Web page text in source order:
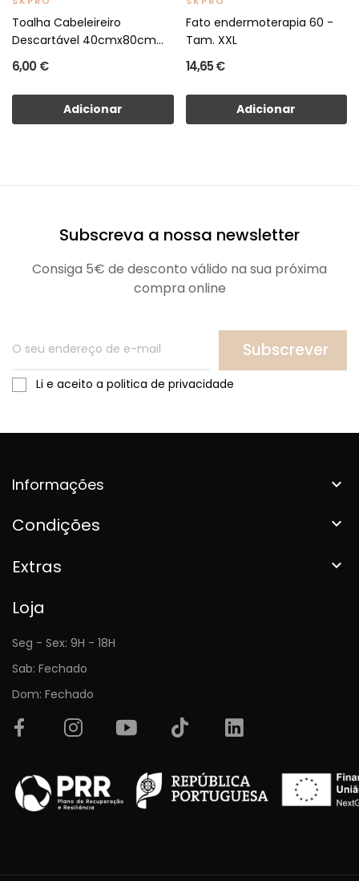
Toalha Cabeleireiro
Descartável 40cmx80cm
emb/25un
6,00 €
Adicionar
Fato endermoterapia 60 -
Tam. XXL
14,65 €
Adicionar
Subscreva a nossa newsletter
Consiga 5€ de desconto válido na sua próxima
compra online
Subscrever
Li e aceito a politica de privacidade
Informações 
Condições 
Extras 
Loja
Seg - Sex: 9H - 18H
Sab: Fechado
Dom: Fechado